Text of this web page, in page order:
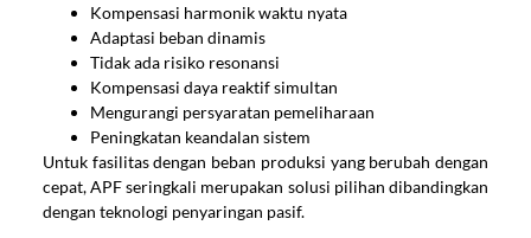
Kompensasi harmonik waktu nyata
Adaptasi beban dinamis
Tidak ada risiko resonansi
Kompensasi daya reaktif simultan
Mengurangi persyaratan pemeliharaan
Peningkatan keandalan sistem
Untuk fasilitas dengan beban produksi yang berubah dengan
cepat, APF seringkali merupakan solusi pilihan dibandingkan
dengan teknologi penyaringan pasif.